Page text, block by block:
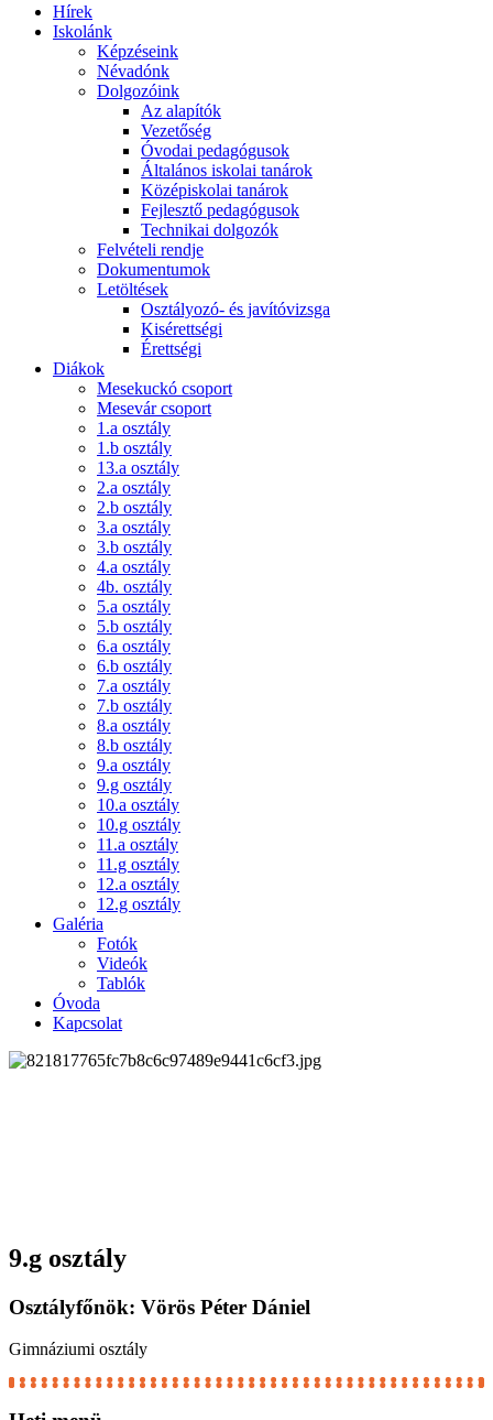
Hírek
Iskolánk
Képzéseink
Névadónk
Dolgozóink
Az alapítók
Vezetőség
Óvodai pedagógusok
Általános iskolai tanárok
Középiskolai tanárok
Fejlesztő pedagógusok
Technikai dolgozók
Felvételi rendje
Dokumentumok
Letöltések
Osztályozó- és javítóvizsga
Kisérettségi
Érettségi
Diákok
Mesekuckó csoport
Mesevár csoport
1.a osztály
1.b osztály
13.a osztály
2.a osztály
2.b osztály
3.a osztály
3.b osztály
4.a osztály
4b. osztály
5.a osztály
5.b osztály
6.a osztály
6.b osztály
7.a osztály
7.b osztály
8.a osztály
8.b osztály
9.a osztály
9.g osztály
10.a osztály
10.g osztály
11.a osztály
11.g osztály
12.a osztály
12.g osztály
Galéria
Fotók
Videók
Tablók
Óvoda
Kapcsolat
9.g osztály
Osztályfőnök: Vörös Péter Dániel
Gimnáziumi osztály